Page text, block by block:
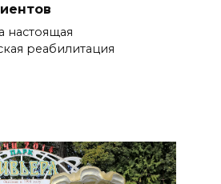
настоящая
реабилитация